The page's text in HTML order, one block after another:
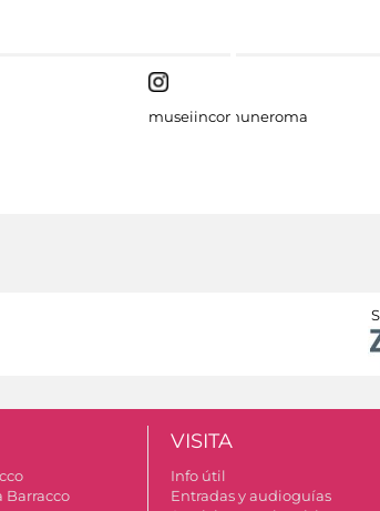
museiincomuneroma
Barracco
VISITA
Info útil
Entradas y audioguías